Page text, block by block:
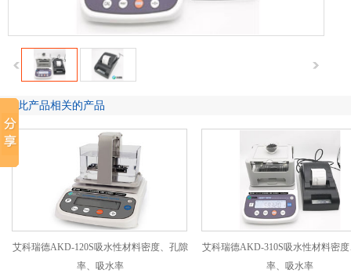
跟此产品相关的产品
艾科瑞德AKD-120S吸水性材料密度、孔隙
率、吸水率
艾科瑞德AKD-310S吸水性材料密
率、吸水率